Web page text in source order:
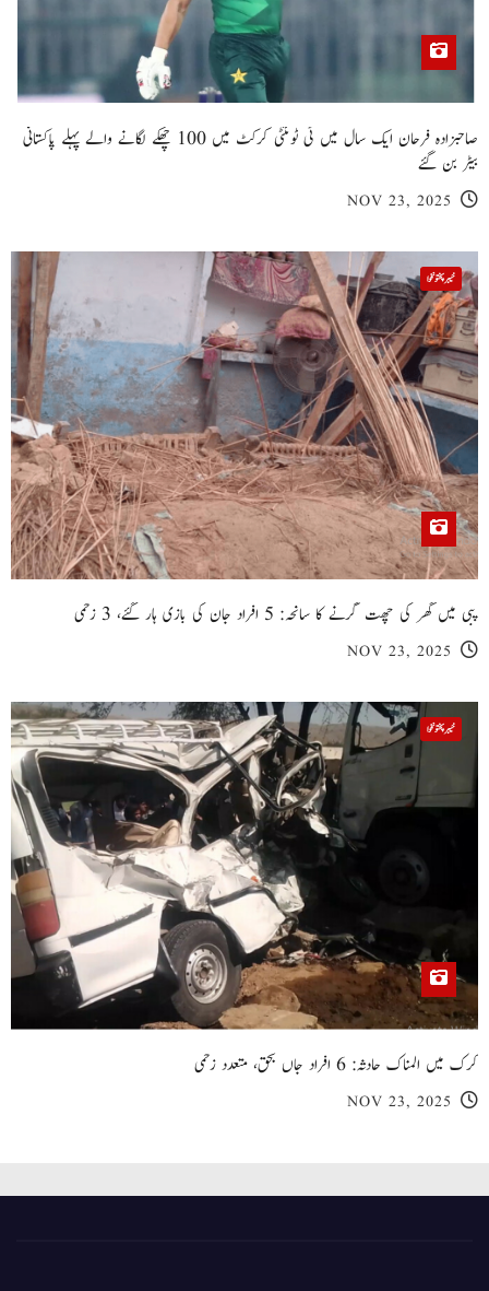
صاحبزادہ فرحان ایک سال میں ٹی ٹوئنٹی کرکٹ میں 100 چھکے لگانے والے پہلے پاکستانی
بیٹر بن گئے
NOV 23, 2025
خیبر پختونخوا
پبی میں گھر کی چھت گرنے کا سانحہ: 5 افراد جان کی بازی ہار گئے، 3 زخمی
NOV 23, 2025
خیبر پختونخوا
کرک میں المناک حادثہ: 6 افراد جاں بحق، متعدد زخمی
NOV 23, 2025